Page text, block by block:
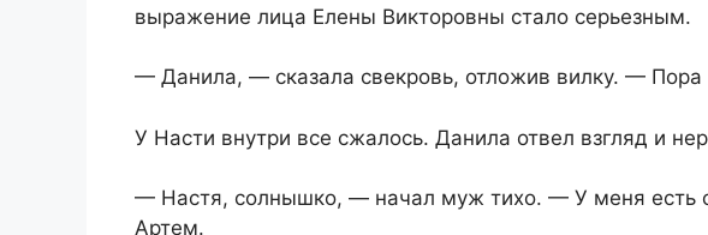
выражение лица Елены Викторовны стало серьезным.
— Данила, — сказала свекровь, отложив вилку. — Пора
У Насти внутри все сжалось. Данила отвел взгляд и
— Настя, солнышко, — начал муж тихо. — У меня есть
Артем.